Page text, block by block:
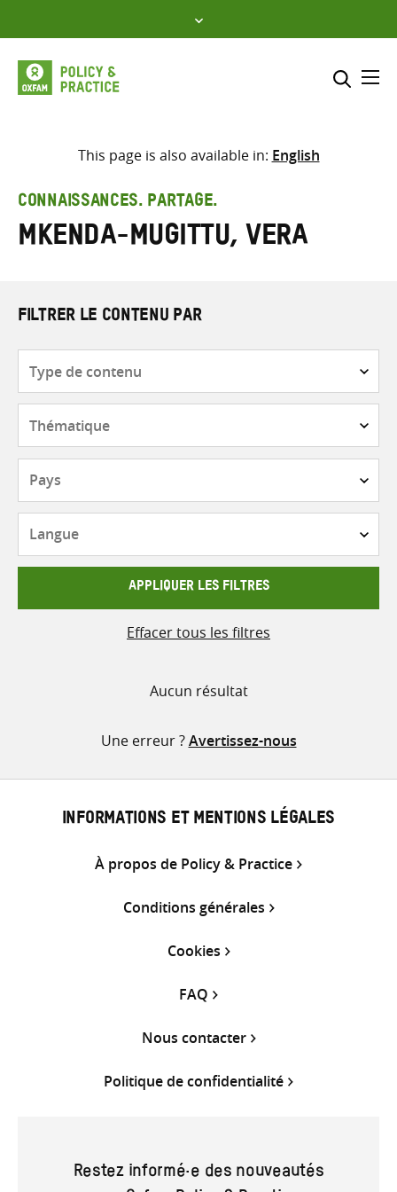
to
content
Sélectionner l’emplacement
Saisir
les
termes
This page is also available in: English
CONNAISSANCES. PARTAGE.
Mkenda-Mugittu, Vera
FILTRER LE CONTENU PAR
contenu
APPLIQUER LES FILTRES
Effacer tous les filtres
Aucun résultat
Une erreur ?Avertissez-nous
INFORMATIONS ET MENTIONS LÉGALES
À propos de Policy & Practice
Conditions générales
Cookies
FAQ
Nous contacter
Politique de confidentialité
Restez informé·e des nouveautés